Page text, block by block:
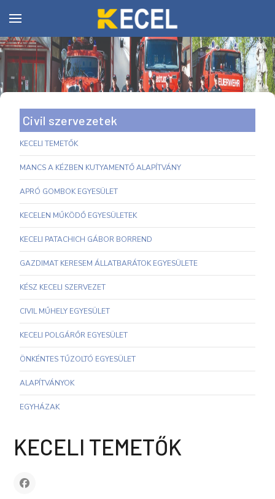
Civil szervezetek
KECELI TEMETŐK
MANCS A KÉZBEN KUTYAMENTŐ ALAPÍTVÁNY
APRÓ GOMBOK EGYESÜLET
KECELEN MŰKÖDŐ EGYESÜLETEK
KECELI PATACHICH GÁBOR BORREND
GAZDIMAT KERESEM ÁLLATBARÁTOK EGYESÜLETE
KÉSZ KECELI SZERVEZET
CIVIL MŰHELY EGYESÜLET
KECELI POLGÁRŐR EGYESÜLET
ÖNKÉNTES TŰZOLTÓ EGYESÜLET
ALAPÍTVÁNYOK
EGYHÁZAK
KECELI TEMETŐK